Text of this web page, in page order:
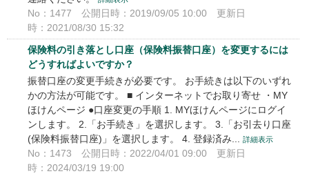
No：1477 公開日時：2019/09/05 10:00
更新日
時：2021/08/30 15:32
保険料の引き落とし口座（保険料振替口座）を変更するには
どうすればよいですか？
振替口座の変更手続きが必要です。 お手続きは以下のいずれ
かの方法が可能です。 ■ インターネットでお取り寄せ ・MY
ほけんページ ●口座変更の手順 1. MYほけんページにログイ
ンします。 2.「お手続き」を選択します。 3.「お引去り口座
(保険料振替口座)」を選択します。 4. 登録済み...
詳細表示
No：1473 公開日時：2022/04/01 09:00
更新日
時：2024/03/19 19:00